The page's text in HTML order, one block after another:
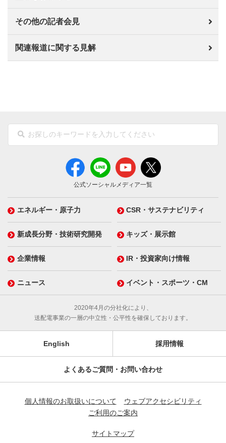
その他の記者会見
関連報道に関する見解
公式ソーシャルメディア一覧
エネルギー・原子力 CSR・サステナビリティ
新成長分野・技術研究開発 キッズ・展示館
企業情報 IR・投資家向け情報
ニュース イベント・スポーツ・CM
2020年4月の分社化により、
送配電事業の一層の中立性・公平性を確保しております。
English 採用情報
よくあるご質問・お問い合わせ
個人情報のお取扱いについて
ウェブアクセシビリティ
ご利用のご案内
サイトマップ